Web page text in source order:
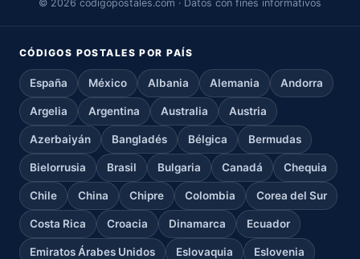
© 2026 codigopostales.com · Datos con fines informativos
CÓDIGOS POSTALES POR PAÍS
España México Albania Alemania Andorra
Argelia Argentina Australia Austria
Azerbaiyán Bangladés Bélgica Bermudas
Bielorrusia Brasil Bulgaria Canadá Chequia
Chile China Chipre Colombia Corea del Sur
Costa Rica Croacia Dinamarca Ecuador
Emiratos Árabes Unidos Eslovaquia Eslovenia